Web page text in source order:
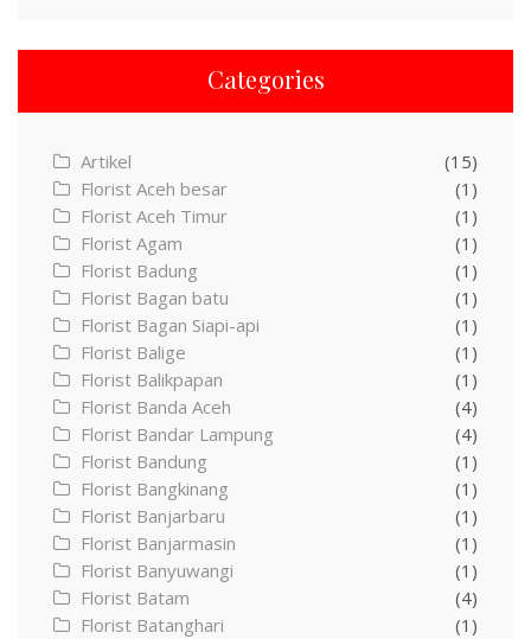
Categories
Artikel
(15)
Florist Aceh besar
(1)
Florist Aceh Timur
(1)
Florist Agam
(1)
Florist Badung
(1)
Florist Bagan batu
(1)
Florist Bagan Siapi-api
(1)
Florist Balige
(1)
Florist Balikpapan
(1)
Florist Banda Aceh
(4)
Florist Bandar Lampung
(4)
Florist Bandung
(1)
Florist Bangkinang
(1)
Florist Banjarbaru
(1)
Florist Banjarmasin
(1)
Florist Banyuwangi
(1)
Florist Batam
(4)
Florist Batanghari
(1)